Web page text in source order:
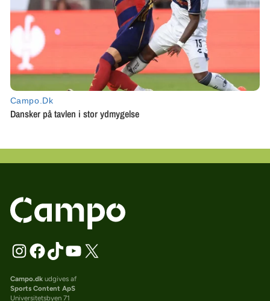
Campo.dkudgives af
Sports Content ApS
Universitetsbyen 71